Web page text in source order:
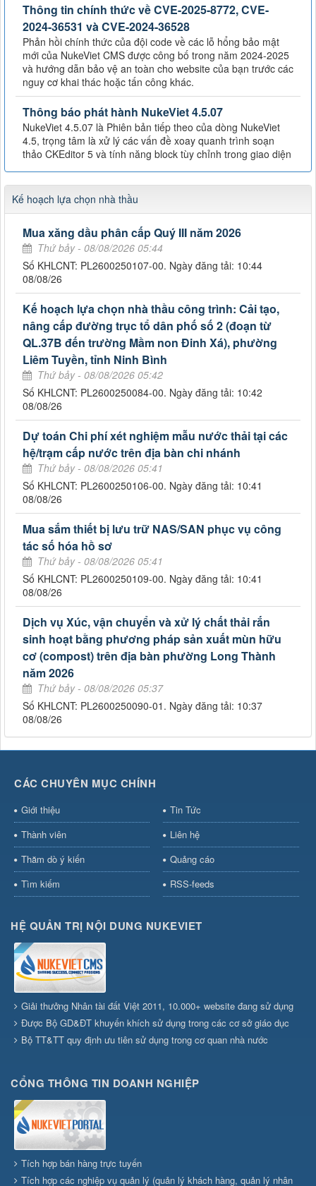
Thông tin chính thức về CVE-2025-8772, CVE-
2024-36531 và CVE-2024-36528
Phản hồi chính thức của đội code về các lỗ hổng bảo mật
mới của NukeViet CMS được công bố trong năm 2024-2025
và hướng dẫn bảo vệ an toàn cho website của bạn trước các
nguy cơ khai thác hoặc tấn công khác.
Thông báo phát hành NukeViet 4.5.07
NukeViet 4.5.07 là Phiên bản tiếp theo của dòng NukeViet
4.5, trọng tâm là xử lý các vấn đề xoay quanh trình soạn
thảo CKEditor 5 và tính năng block tùy chỉnh trong giao diện
Kế hoạch lựa chọn nhà thầu
Mua xăng dầu phân cấp Quý III năm 2026
Thứ bảy - 08/08/2026 05:44
Số KHLCNT: PL2600250107-00. Ngày đăng tải: 10:44
08/08/26
Kế hoạch lựa chọn nhà thầu công trình: Cải tạo,
nâng cấp đường trục tổ dân phố số 2 (đoạn từ
QL.37B đến trường Mầm non Đinh Xá), phường
Liêm Tuyền, tỉnh Ninh Bình
Thứ bảy - 08/08/2026 05:42
Số KHLCNT: PL2600250084-00. Ngày đăng tải: 10:42
08/08/26
Dự toán Chi phí xét nghiệm mẫu nước thải tại các
hệ/trạm cấp nước trên địa bàn chi nhánh
Thứ bảy - 08/08/2026 05:41
Số KHLCNT: PL2600250106-00. Ngày đăng tải: 10:41
08/08/26
Mua sắm thiết bị lưu trữ NAS/SAN phục vụ công
tác số hóa hồ sơ
Thứ bảy - 08/08/2026 05:41
Số KHLCNT: PL2600250109-00. Ngày đăng tải: 10:41
08/08/26
Dịch vụ Xúc, vận chuyển và xử lý chất thải rắn
sinh hoạt bằng phương pháp sản xuất mùn hữu
cơ (compost) trên địa bàn phường Long Thành
năm 2026
Thứ bảy - 08/08/2026 05:37
Số KHLCNT: PL2600250090-01. Ngày đăng tải: 10:37
08/08/26
CÁC CHUYÊN MỤC CHÍNH
Giới thiệu
Tin Tức
Thành viên
Liên hệ
Thăm dò ý kiến
Quảng cáo
Tìm kiếm
RSS-feeds
HỆ QUẢN TRỊ NỘI DUNG NUKEVIET
Giải thưởng Nhân tài đất Việt 2011, 10.000+ website đang sử dụng
Được Bộ GD&ĐT khuyến khích sử dụng trong các cơ sở giáo dục
Bộ TT&TT quy định ưu tiên sử dụng trong cơ quan nhà nước
CỔNG THÔNG TIN DOANH NGHIỆP
Tích hợp bán hàng trực tuyến
Tích hợp các nghiệp vụ quản lý (quản lý khách hàng, quản lý nhân